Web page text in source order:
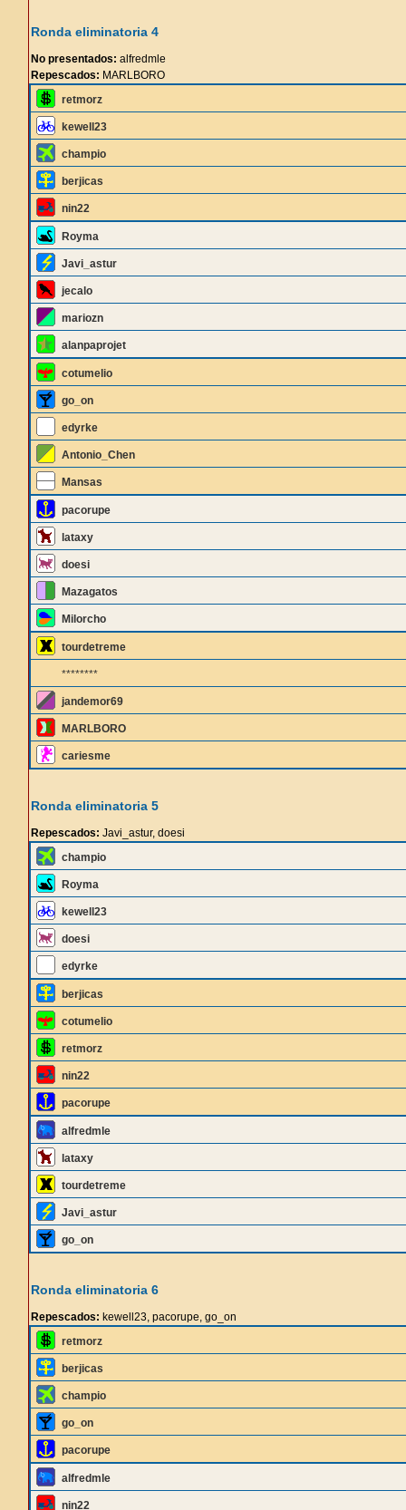
Ronda eliminatoria 4
No presentados: alfredmle
Repescados: MARLBORO
retmorz
kewell23
champio
berjicas
nin22
Royma
Javi_astur
jecalo
mariozn
alanpaprojet
cotumelio
go_on
edyrke
Antonio_Chen
Mansas
pacorupe
lataxy
doesi
Mazagatos
Milorcho
tourdetreme
********
jandemor69
MARLBORO
cariesme
Ronda eliminatoria 5
Repescados: Javi_astur, doesi
champio
Royma
kewell23
doesi
edyrke
berjicas
cotumelio
retmorz
nin22
pacorupe
alfredmle
lataxy
tourdetreme
Javi_astur
go_on
Ronda eliminatoria 6
Repescados: kewell23, pacorupe, go_on
retmorz
berjicas
champio
go_on
pacorupe
alfredmle
nin22